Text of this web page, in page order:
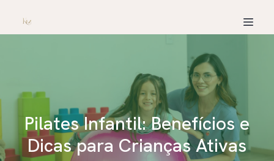
Pilates Infantil: Benefícios e
Dicas para Crianças Ativas